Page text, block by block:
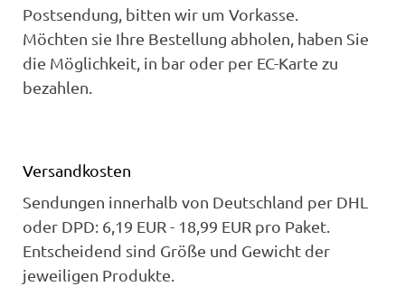
Postsendung, bitten wir um Vorkasse.
Möchten sie Ihre Bestellung abholen, haben Sie
die Möglichkeit, in bar oder per EC-Karte zu
bezahlen.
Versandkosten
Sendungen innerhalb von Deutschland per DHL
oder DPD: 6,19 EUR - 18,99 EUR pro Paket.
Entscheidend sind Größe und Gewicht der
jeweiligen Produkte.